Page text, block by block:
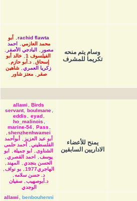
وسام يتم منحه
تكريما للمشرف
rachid flawta
أبو
محمد العازمي
احمد
مصور
البادجي الأصفر
الفيلسوف 1
خالد أبو
إسحاق
,د.أبو حازم
زكريا العمري
شاهين
صقر
معتز شاور
يمنح للأعضاء
الاداريين السابقين
allawi
Birds
servant, boulmane
eddis
eyad
ho_malinois
marine-54
Pass
shenzhenhwamei
أبو عبد العزيز
أبوأحمد
الفلسطيني
أحمد حلمى
الشناوى
ابو جميلة
ابو
يوسف
احمد القصري
الحسن بنجدي
المهند
الهاجري1977
بو نواف
د. حسن سلامه
د.أبوصهيب
سفيان
الوجدي
allawi
benbouhenni